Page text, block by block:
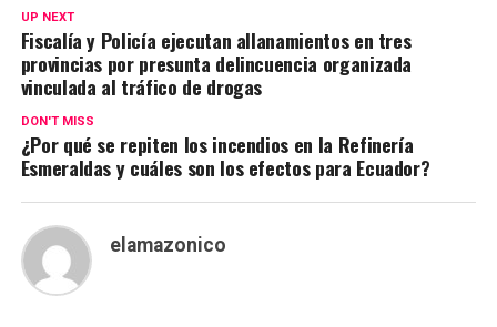
UP NEXT
Fiscalía y Policía ejecutan allanamientos en tres
provincias por presunta delincuencia organizada
vinculada al tráfico de drogas
DON'T MISS
¿Por qué se repiten los incendios en la Refinería
Esmeraldas y cuáles son los efectos para Ecuador?
elamazonico